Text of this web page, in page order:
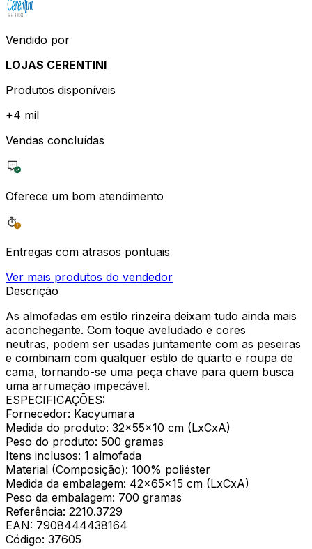
Vendido por
LOJAS CERENTINI
Produtos disponíveis
+4 mil
Vendas concluídas
Oferece um bom atendimento
Entregas com atrasos pontuais
Ver mais produtos do vendedor
Descrição
As almofadas em estilo rinzeira deixam tudo ainda mais
aconchegante. Com toque aveludado e cores
neutras, podem ser usadas juntamente com as peseiras
e combinam com qualquer estilo de quarto e roupa de
cama, tornando-se uma peça chave para quem busca
uma arrumação impecável.
ESPECIFICAÇÕES:
Fornecedor: Kacyumara
Medida do produto: 32x55x10 cm (LxCxA)
Peso do produto: 500 gramas
Itens inclusos: 1 almofada
Material (Composição): 100% poliéster
Medida da embalagem: 42x65x15 cm (LxCxA)
Peso da embalagem: 700 gramas
Referência: 2210.3729
EAN: 7908444438164
Código: 37605